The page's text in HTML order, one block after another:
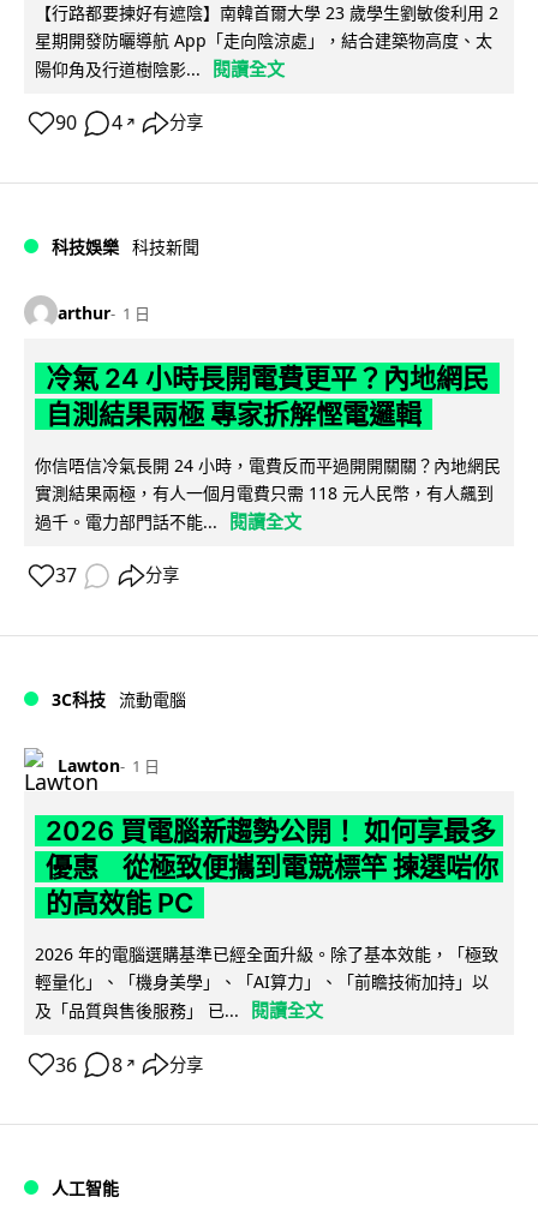
【行路都要揀好有遮陰】南韓首爾大學 23 歲學生劉敏俊利用 2
星期開發防曬導航 App「走向陰涼處」，結合建築物高度、太
陽仰角及行道樹陰影...
閱讀全文
90 4 ↗ 分享
科技娛樂 科技新聞
arthur 1 日
冷氣 24 小時長開電費更平？內地網民
自測結果兩極 專家拆解慳電邏輯
你信唔信冷氣長開 24 小時，電費反而平過開開關關？內地網民
實測結果兩極，有人一個月電費只需 118 元人民幣，有人飆到
過千。電力部門話不能...
閱讀全文
37 分享
3C科技 流動電腦
Lawton 1 日
2026 買電腦新趨勢公開！ 如何享最多
優惠 從極致便攜到電競標竿 揀選啱你
的高效能 PC
2026 年的電腦選購基準已經全面升級。除了基本效能，「極致
輕量化」、「機身美學」、「AI算力」、「前瞻技術加持」以
及「品質與售後服務」 已...
閱讀全文
36 8 ↗ 分享
人工智能